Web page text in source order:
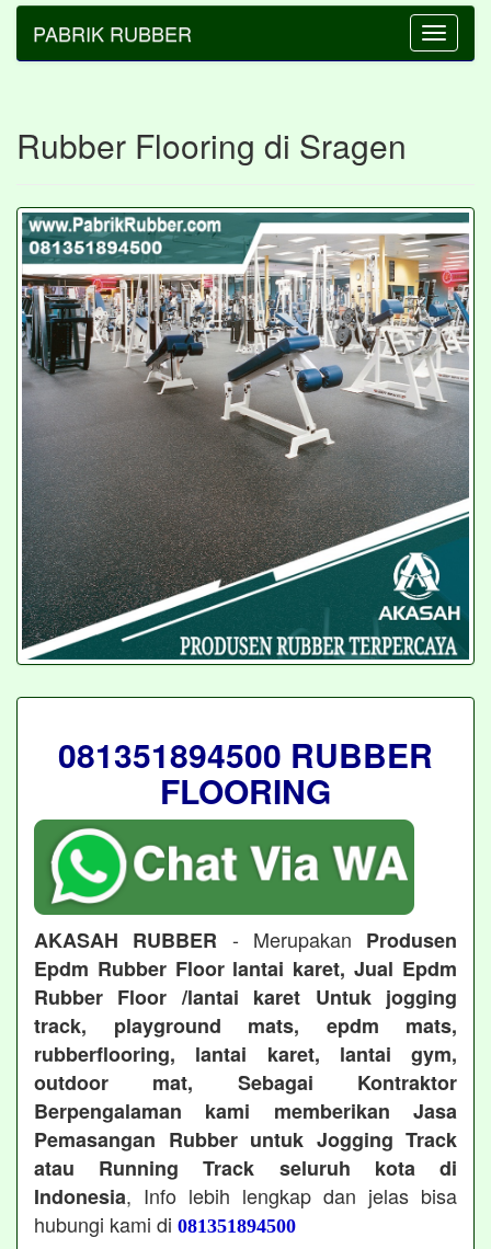
Toggle
PABRIK RUBBER
Rubber Flooring di Sragen
081351894500 RUBBER
FLOORING
AKASAH RUBBER - Merupakan Produsen
Epdm Rubber Floor lantai karet, Jual Epdm
Rubber Floor /lantai karet Untuk jogging
track, playground mats, epdm mats,
rubberflooring, lantai karet, lantai gym,
outdoor mat, Sebagai Kontraktor
Berpengalaman kami memberikan Jasa
Pemasangan Rubber untuk Jogging Track
atau Running Track seluruh kota di
Indonesia, Info lebih lengkap dan jelas bisa
hubungi kami di 081351894500